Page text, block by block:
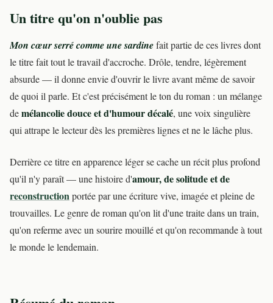
Un titre qu'on n'oublie pas
Mon cœur serré comme une sardinefait partie de ces livres dont
le titre fait tout le travail d'accroche. Drôle, tendre, légèrement
absurde — il donne envie d'ouvrir le livre avant même de savoir
de quoi il parle. Et c'est précisément le ton du roman : un mélange
demélancolie douce et d'humour décalé, une voix singulière
qui attrape le lecteur dès les premières lignes et ne le lâche plus.
Derrière ce titre en apparence léger se cache un récit plus profond
qu'il n'y paraît — une histoire d'amour, de solitude et de
reconstructionportée par une écriture vive, imagée et pleine de
trouvailles. Le genre de roman qu'on lit d'une traite dans un train,
qu'on referme avec un sourire mouillé et qu'on recommande à tout
le monde le lendemain.